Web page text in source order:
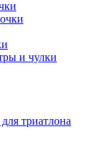
и чулки
триатлона